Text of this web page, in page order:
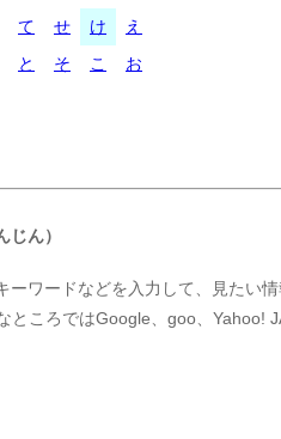
て せ け
え
と そ こ お
ん）
ーワードなどを入力して、見たい
ところではGoogle、goo、Yahoo!